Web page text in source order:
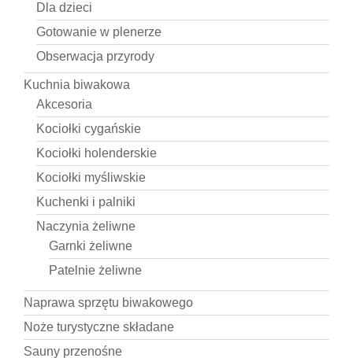
Dla dzieci
Gotowanie w plenerze
Obserwacja przyrody
Kuchnia biwakowa
Akcesoria
Kociołki cygańskie
Kociołki holenderskie
Kociołki myśliwskie
Kuchenki i palniki
Naczynia żeliwne
Garnki żeliwne
Patelnie żeliwne
Naprawa sprzętu biwakowego
Noże turystyczne składane
Sauny przenośne